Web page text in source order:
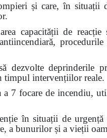
și care, în situații
capacității de
dezvolte deprinderile
timpul intervențiilor reale.
7 focare de incendiu,
în situații de urgență
a bunurilor și a vieții